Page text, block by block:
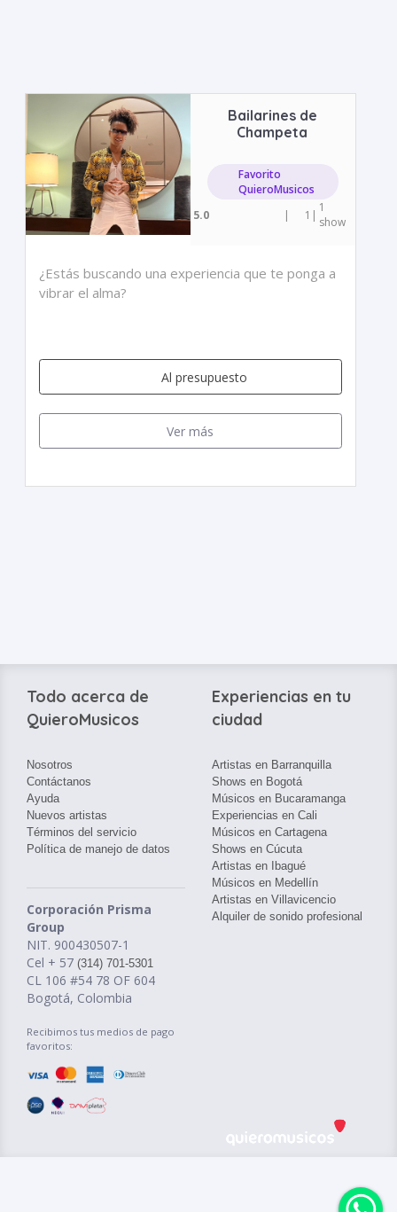
Bailarines de
Champeta
Favorito
QuieroMusicos
5.0
| 1 | 1
show
¿Estás buscando una experiencia que te ponga a
vibrar el alma?
Al presupuesto
Ver más
Todo acerca de
QuieroMusicos
Nosotros
Contáctanos
Ayuda
Nuevos artistas
Términos del servicio
Política de manejo de datos
Corporación Prisma
Group
NIT. 900430507-1
Cel + 57 (314) 701-5301
CL 106 #54 78 OF 604
Bogotá, Colombia
Recibimos tus medios de pago
favoritos:
Experiencias en tu
ciudad
Artistas en Barranquilla
Shows en Bogotá
Músicos en Bucaramanga
Experiencias en Cali
Músicos en Cartagena
Shows en Cúcuta
Artistas en Ibagué
Músicos en Medellín
Artistas en Villavicencio
Alquiler de sonido profesional